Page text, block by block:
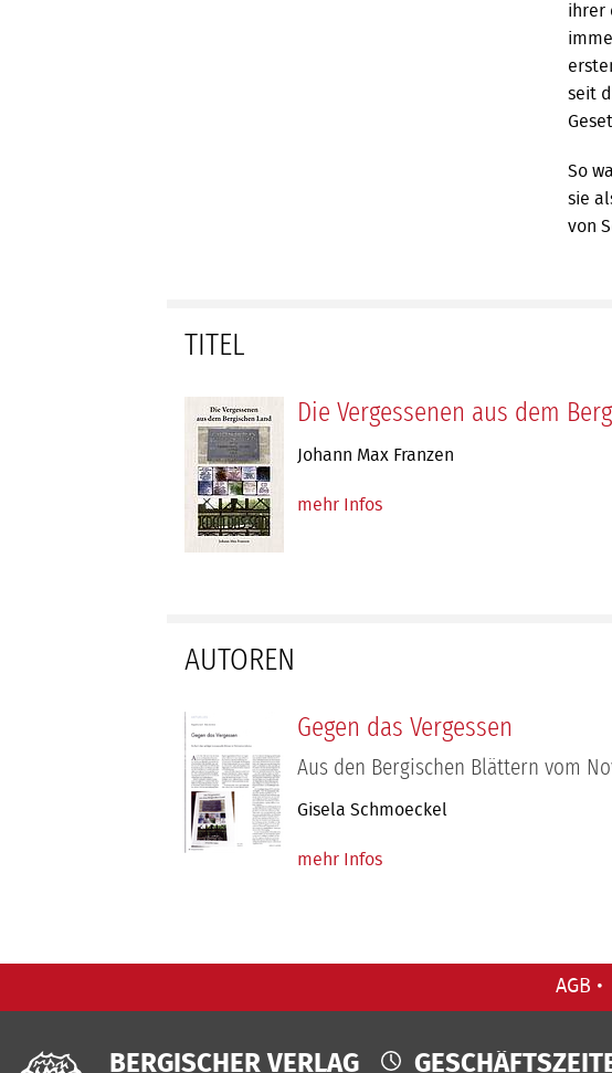
ihrer
seit
So
sie
von
TITEL
Die Vergessenen aus dem
Johann Max Franzen
mehr Infos
AUTOREN
Gegen das Vergessen
Aus den Bergischen Blättern vom
Gisela Schmoeckel
mehr Infos
AGB
BERGISCHER VERLAG